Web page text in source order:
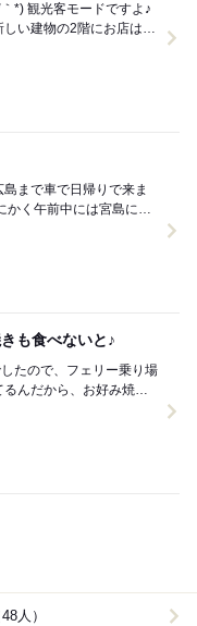
も食べないと♪
たので、フェリー乗り場
人）